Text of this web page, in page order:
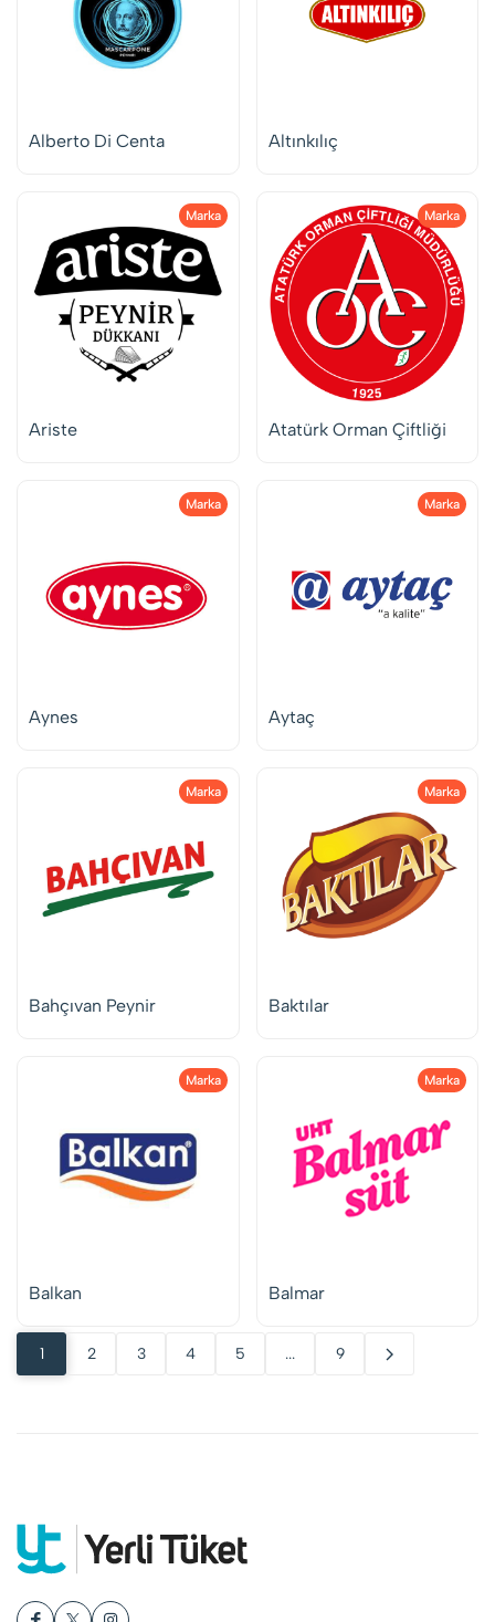
Alberto Di Centa Altınkılıç
Marka
Ariste
Marka
Atatürk Orman Çiftliği
Marka
Aynes
Marka
Aytaç
Marka
Bahçıvan Peynir
Marka
Baktılar
Marka
Balkan
Marka
Balmar
1 2 3 4 5 ... 9